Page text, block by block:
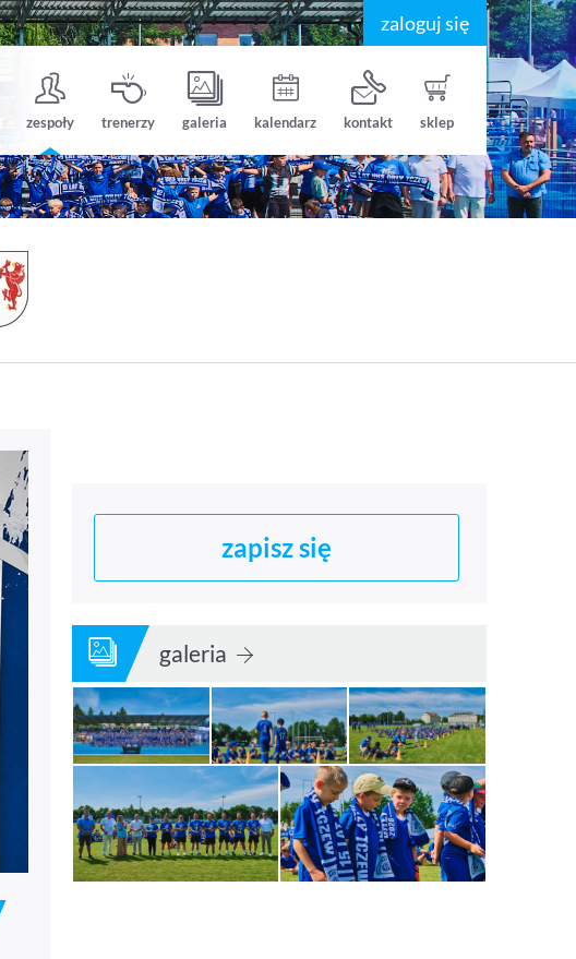
zaloguj się
zespoły trenerzy galeria kalendarz kontakt sklep
zapisz się
galeria